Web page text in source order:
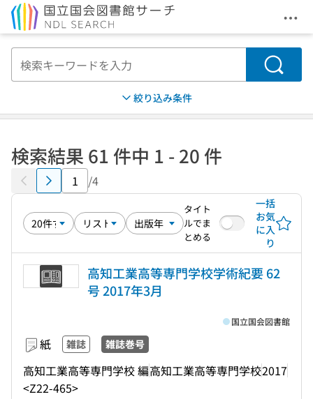
メ
検索
絞り込み条件
検索結果 61 件中 1 - 20 件
/4
タイト
ルでま
とめる
一括
お気
に入
り
高知工業高等専門学校学術紀要 62
号 2017年3月
紙 雑誌 雑誌巻号
高知工業高等専門学校 編高知工業高等専門学校2017
<Z22-465>
国立国会図書館